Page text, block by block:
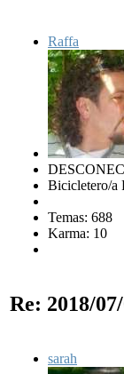
Raffa
Bicicletero/a
Temas: 688
Karma: 10
Re: 2018/
sarah